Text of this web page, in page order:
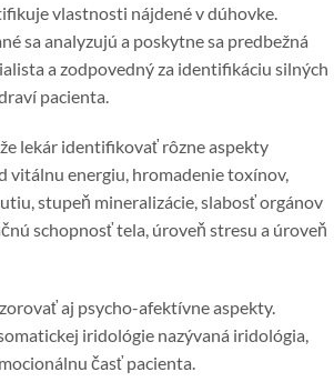
vlastnosti nájdené v dúhovke.
sa analyzujú a poskytne sa predbežná
a zodpovedný za identifikáciu silných
pacienta.
lekár identifikovať rôzne aspekty
vitálnu energiu, hromadenie toxínov,
stupeň mineralizácie, slabosť orgánov
schopnosť tela, úroveň stresu a úroveň
aj psycho-afektívne aspekty.
iridológie nazývaná iridológia,
časť pacienta.